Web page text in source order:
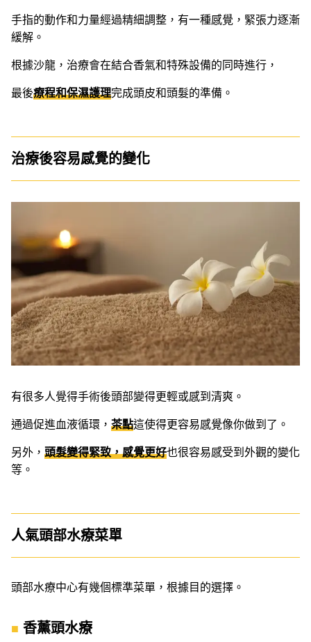
手指的動作和力量經過精細調整，有一種感覺，緊張力逐漸
緩解。
根據沙龍，治療會在結合香氣和特殊設備的同時進行，
最後療程和保濕護理完成頭皮和頭髮的準備。
治療後容易感覺的變化
有很多人覺得手術後頭部變得更輕或感到清爽。
通過促進血液循環， 茶點這使得更容易感覺像你做到了。
另外， 頭髮變得緊致，感覺更好也很容易感受到外觀的變化
等。
人氣頭部水療菜單
頭部水療中心有幾個標準菜單，根據目的選擇。
香薰頭水療